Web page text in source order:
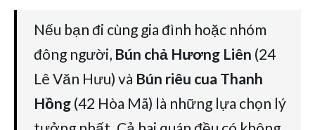
Nếu bạn đi cùng gia đình hoặc nhóm
đông người, Bún chả Hương Liên (24
Lê Văn Hưu) và Bún riêu cua Thanh
Hồng (42 Hòa Mã) là những lựa chọn lý